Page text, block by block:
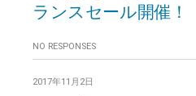
ランスセール開催！
NO RESPONSES
2017年11月2日